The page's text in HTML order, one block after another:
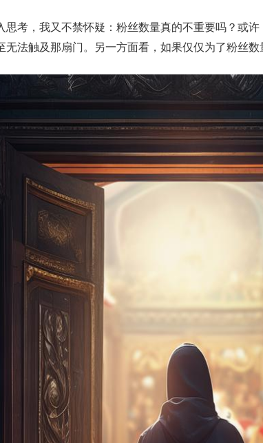
思考，我又不禁怀疑：粉丝数量真的不重要吗？或
无法触及那扇门。另一方面看，如果仅仅为了粉丝